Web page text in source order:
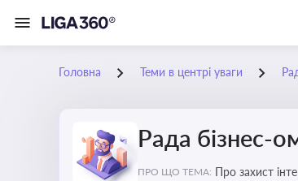
Головна Теми в центрі уваги
Рада бізнес-
ПРО ЩО ТЕМА: Про захист